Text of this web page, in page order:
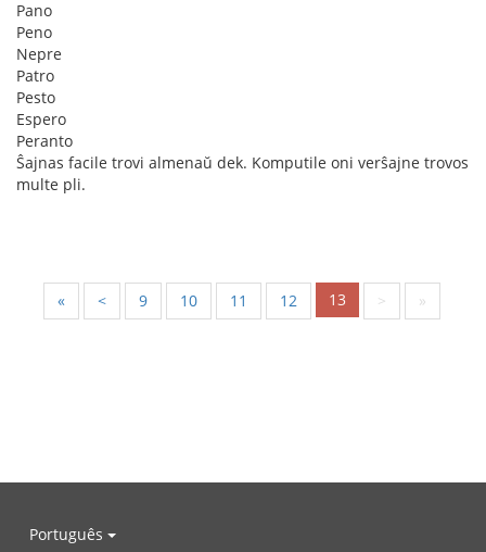
Pano
Peno
Nepre
Patro
Pesto
Espero
Peranto
Ŝajnas facile trovi almenaŭ dek. Komputile oni verŝajne trovos
multe pli.
« < 9 10 11 12 13 > »
Português